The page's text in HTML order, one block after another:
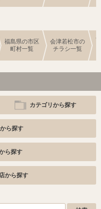
福島県の市区
町村一覧
会津若松市の
チラシ一覧
カテゴリから探す
ら探す
ら探す
から探す